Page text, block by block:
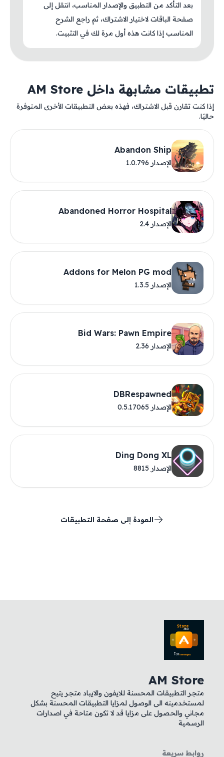
بعد التأكد من التطبيق والإصدار المناسب، انتقل إلى
صفحة الباقات لاختيار الاشتراك، ثم راجع الشرح
المناسب إذا كانت هذه أول مرة لك في التثبيت.
تطبيقات مشابهة داخل AM Store
إذا كنت تقارن قبل الاشتراك، فهذه بعض التطبيقات الأخرى المتوفرة
حاليًا.
Abandon Ship
الإصدار 1.0.796
Abandoned Horror Hospital
الإصدار 2.4
Addons for Melon PG mod
الإصدار 1.3.5
Bid Wars: Pawn Empire
الإصدار 2.36
DBRespawned
الإصدار 0.5.17065
Ding Dong XL
الإصدار 8815
العودة إلى صفحة التطبيقات
AM Store
متجر التطبيقات المحسنة للايفون والايباد متجر يتيح
لمستخدمينه الى الوصول لمزايا التطبيقات المحسنة بشكل
مجاني والحصول على مزايا قد لا تكون متاحة في اصدارات
الرسمية
روابط سريعة